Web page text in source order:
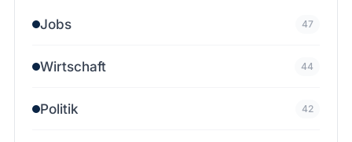
Jobs 47
Wirtschaft 44
Politik 42